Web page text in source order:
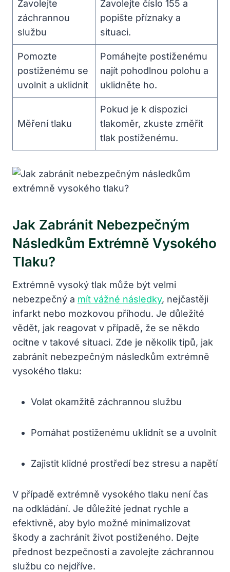
Zavolejte
záchrannou
službu
Zavolejte číslo 155 a
popište příznaky a
situaci.
Pomozte
postiženému se
uvolnit a uklidnit
Pomáhejte postiženému
najít pohodlnou polohu a
uklidněte ho.
Měření tlaku
Pokud je k dispozici
tlakoměr, zkuste změřit
tlak postiženému.
Jak Zabránit Nebezpečným
Následkům Extrémně Vysokého
Tlaku?
Extrémně vysoký tlak může být velmi
nebezpečný a mít vážné následky, nejčastěji
infarkt nebo mozkovou příhodu. Je důležité
vědět, jak reagovat v případě, že se někdo
ocitne v takové situaci. Zde je několik tipů, jak
zabránit nebezpečným následkům extrémně
vysokého tlaku:
Volat okamžitě záchrannou službu
Pomáhat postiženému uklidnit se a uvolnit
Zajistit klidné prostředí bez stresu a napětí
V případě extrémně vysokého tlaku není čas
na odkládání. Je důležité jednat rychle a
efektivně, aby bylo možné minimalizovat
škody a zachránit život postiženého. Dejte
přednost bezpečnosti a zavolejte záchrannou
službu co nejdříve.